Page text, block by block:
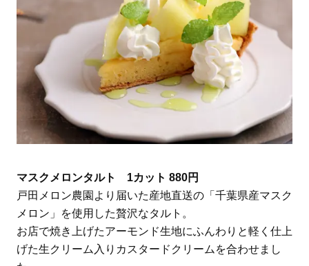
マスクメロンタルト 1カット 880円
戸田メロン農園より届いた産地直送の「千葉県産マスク
メロン」を使用した贅沢なタルト。
お店で焼き上げたアーモンド生地にふんわりと軽く仕上
げた生クリーム入りカスタードクリームを合わせまし